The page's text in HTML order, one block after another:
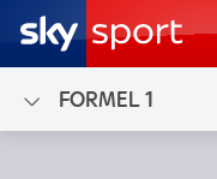
FORMEL 1